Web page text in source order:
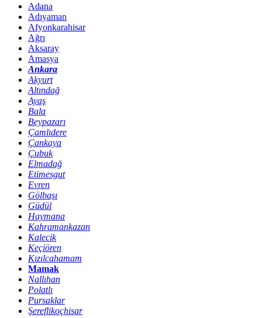
Adana
Adıyaman
Afyonkarahisar
Ağrı
Aksaray
Amasya
Ankara
Akyurt
Altındağ
Ayaş
Bala
Beypazarı
Çamlıdere
Çankaya
Çubuk
Elmadağ
Etimesgut
Evren
Gölbaşı
Güdül
Haymana
Kahramankazan
Kalecik
Keçiören
Kızılcahamam
Mamak
Nallıhan
Polatlı
Pursaklar
Şereflikoçhisar